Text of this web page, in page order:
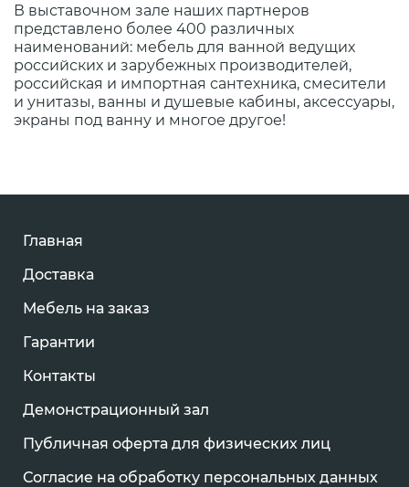
В выставочном зале наших партнеров
представлено более 400 различных
наименований: мебель для ванной ведущих
российских и зарубежных производителей,
российская и импортная сантехника, смесители
и унитазы, ванны и душевые кабины, аксессуары,
экраны под ванну и многое другое!
Главная
Доставка
Мебель на заказ
Гарантии
Контакты
Демонстрационный зал
Публичная оферта для физических лиц
Согласие на обработку персональных данных